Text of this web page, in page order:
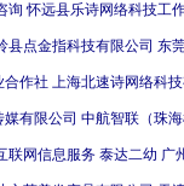
询 怀远县乐诗网络科技工
县点金指科技有限公司 东
合作社 上海北速诗网络科技
有限公司 中航智联（珠
联网信息服务 泰达二幼 广